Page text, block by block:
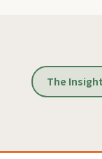
The Insight